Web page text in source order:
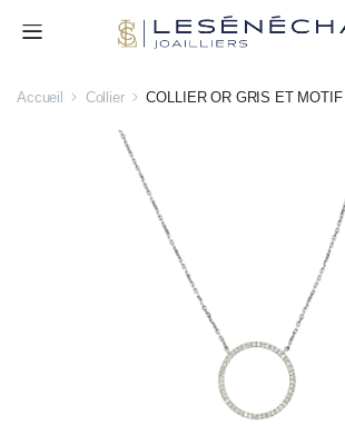
Accueil Collier COLLIER OR GRIS ET